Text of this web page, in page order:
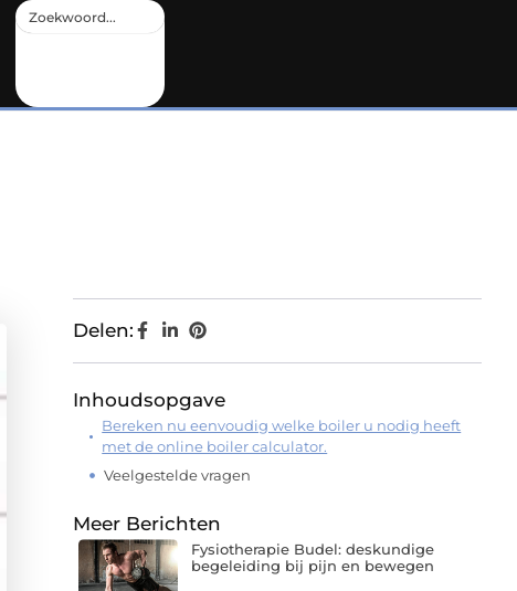
Delen:
Inhoudsopgave
Bereken nu eenvoudig welke boiler u nodig heeft
met de online boiler calculator.
Veelgestelde vragen
Meer Berichten
Fysiotherapie Budel: deskundige
begeleiding bij pijn en bewegen